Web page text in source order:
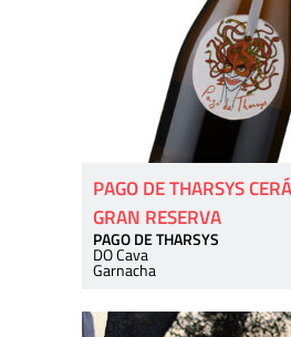
PAGO DE THARSYS
GRAN RESERVA
PAGO DE THARSYS
DO Cava
Garnacha